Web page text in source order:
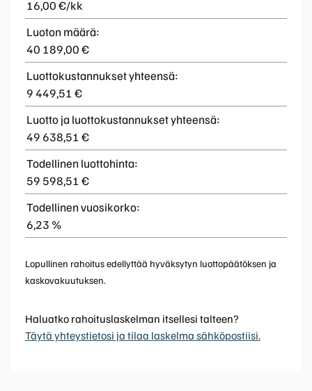
16,00 €/kk
Luoton määrä:
40 189,00 €
Luottokustannukset yhteensä:
9 449,51 €
Luotto ja luottokustannukset yhteensä:
49 638,51 €
Todellinen luottohinta:
59 598,51 €
Todellinen vuosikorko:
6,23 %
Lopullinen rahoitus edellyttää hyväksytyn luottopäätöksen ja
kaskovakuutuksen.
Haluatko rahoituslaskelman itsellesi talteen?
Täytä yhteystietosi ja tilaa laskelma sähköpostiisi.